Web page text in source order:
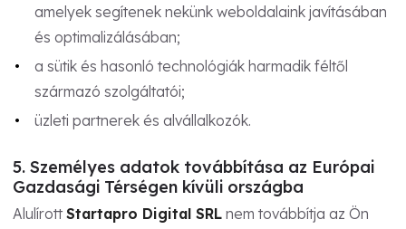
amelyek segítenek nekünk weboldalaink javításában
és optimalizálásában;
a sütik és hasonló technológiák harmadik féltől
származó szolgáltatói;
üzleti partnerek és alvállalkozók.
5. Személyes adatok továbbítása az Európai
Gazdasági Térségen kívüli országba
Alulírott Startapro Digital SRL nem továbbítja az Ön